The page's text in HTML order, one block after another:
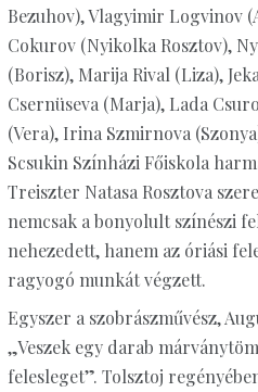
Bezuhov), Vlagyimir Logvinov
Cokurov (Nyikolka Rosztov),
(Borisz), Marija Rival (Liza),
Csernüseva (Marja), Lada
(Vera), Irina Szmirnova
Scsukin Színházi Főiskola
Treiszter Natasa Rosztova
nemcsak a bonyolult színészi
nehezedett, hanem az óriási
ragyogó munkát végzett.
Egyszer a szobrászművész,
„Veszek egy darab
felesleget”. Tolsztoj